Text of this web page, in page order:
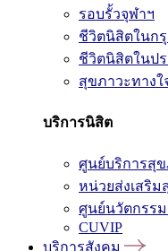
รอบรั้วจุฬาฯ
ชีวิตนิสิตในกรุ
ชีวิตนิสิตในปร
สุขภาวะทาง
บริการนิสิต
ศูนย์บริการสุ
หน่วยส่งเสริ
ศูนย์นวัตกรรม
CUVIP
บริการสังคม